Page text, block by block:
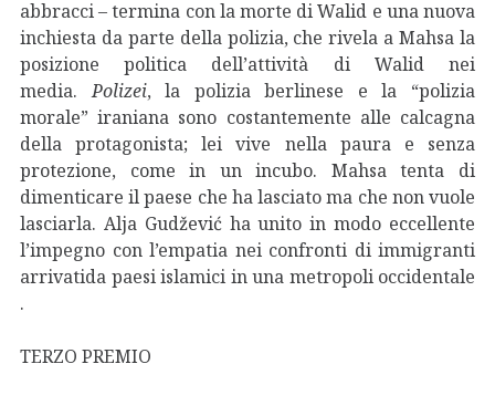
abbracci – termina con la morte di Walid e una nuova
inchiesta da parte della polizia, che rivela a Mahsa la
posizione politica dell’attività di Walid nei
media.Polizei, la polizia berlinese e la “polizia
morale” iraniana sono costantemente alle calcagna
della protagonista; lei vive nella paura e senza
protezione, come in un incubo. Mahsa tenta di
dimenticare il paese che ha lasciato ma che non vuole
lasciarla. Alja Gudžević ha unito in modo eccellente
l’impegno con l’empatia nei confronti di immigranti
arrivatida paesi islamici in una metropoli occidentale
.
TERZO PREMIO